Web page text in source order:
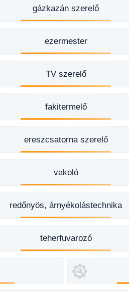
gázkazán szerelő
ezermester
TV szerelő
fakitermelő
ereszcsatorna szerelő
vakoló
redőnyös, árnyékolástechnika
teherfuvarozó